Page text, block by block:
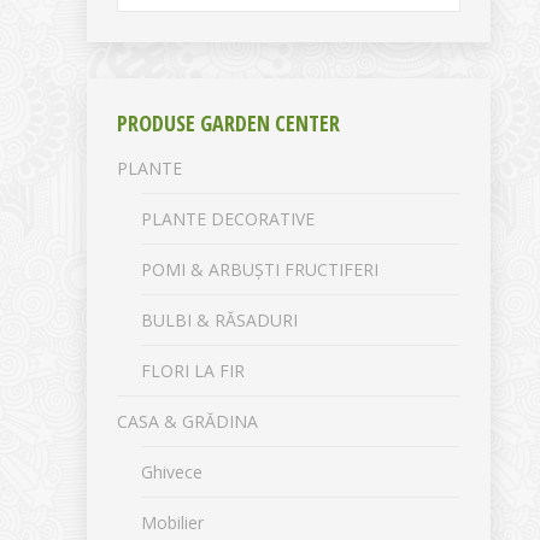
PRODUSE GARDEN CENTER
PLANTE
PLANTE DECORATIVE
POMI & ARBUȘTI FRUCTIFERI
BULBI & RĂSADURI
FLORI LA FIR
CASA & GRĂDINA
Ghivece
Mobilier